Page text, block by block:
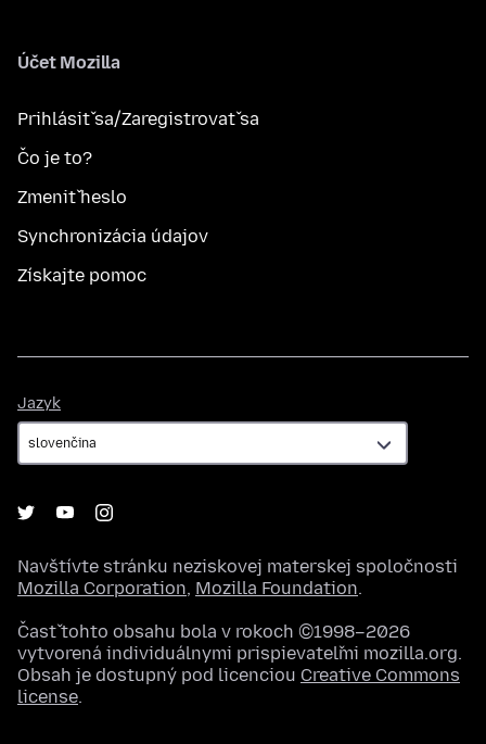
Účet Mozilla
Prihlásiť sa/Zaregistrovať sa
Čo je to?
Zmeniť heslo
Synchronizácia údajov
Získajte pomoc
Jazyk
Navštívte stránku neziskovej materskej spoločnosti
Mozilla Corporation, Mozilla Foundation.
Časť tohto obsahu bola v rokoch ©1998–2026
vytvorená individuálnymi prispievateľmi mozilla.org.
Obsah je dostupný pod licenciou Creative Commons
license.